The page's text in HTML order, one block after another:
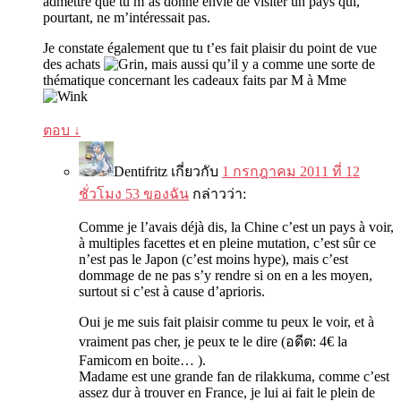
pourtant, ne m’intéressait pas.
Je constate également que tu t’es fait plaisir du point de vue
des achats
, mais aussi qu’il y a comme une sorte de
thématique concernant les cadeaux faits par M à Mme
ตอบ ↓
Dentifritz เกี่ยวกับ 1 กรกฎาคม 2011 ที่ 12
ชั่วโมง 53 ของฉัน กล่าวว่า:
Comme je l’avais déjà dis, la Chine c’est un pays à voir,
à multiples facettes et en pleine mutation, c’est sûr ce
n’est pas le Japon (c’est moins hype), mais c’est
dommage de ne pas s’y rendre si on en a les moyen,
surtout si c’est à cause d’aprioris.
Oui je me suis fait plaisir comme tu peux le voir, et à
vraiment pas cher, je peux te le dire (อดีต: 4€ la
Famicom en boite… ).
Madame est une grande fan de rilakkuma, comme c’est
assez dur à trouver en France, je lui ai fait le plein de